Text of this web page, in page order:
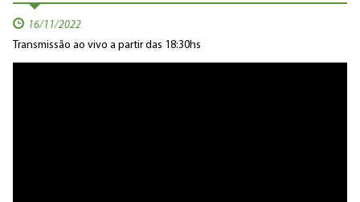
16/11/2022
Transmissão ao vivo a partir das 18:30hs